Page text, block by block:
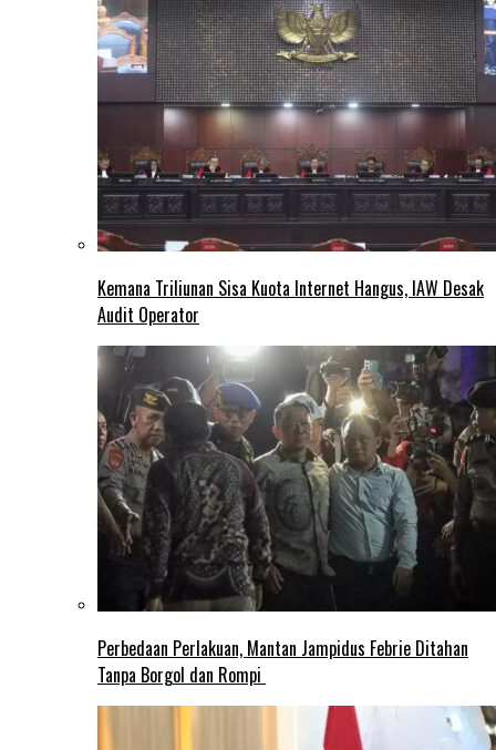
Kemana Triliunan Sisa Kuota Internet Hangus, IAW Desak
Audit Operator
Perbedaan Perlakuan, Mantan Jampidus Febrie Ditahan
Tanpa Borgol dan Rompi